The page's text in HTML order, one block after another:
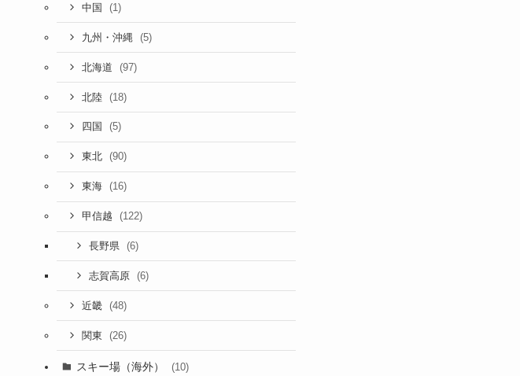
中国 (1)
九州・沖縄 (5)
北海道 (97)
北陸 (18)
四国 (5)
東北 (90)
東海 (16)
甲信越 (122)
長野県 (6)
志賀高原 (6)
近畿 (48)
関東 (26)
スキー場（海外） (10)